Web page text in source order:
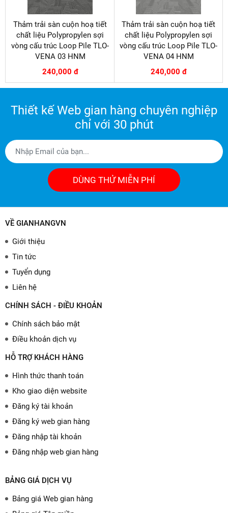
Thảm trải sàn cuộn hoạ tiết
chất liệu Polypropylen sợi
vòng cấu trúc Loop Pile TLO-
VENA 03 HNM
240,000 đ
Thảm trải sàn cuộn hoạ tiết
chất liệu Polypropylen sợi
vòng cấu trúc Loop Pile TLO-
VENA 04 HNM
240,000 đ
Thiết kế Web gian hàng chuyên nghiệp
chỉ với 30 phút
DÙNG THỬ MIỄN PHÍ
VỀ GIANHANGVN
Giới thiệu
Tin tức
Tuyển dụng
Liên hệ
CHÍNH SÁCH - ĐIỀU KHOẢN
Chính sách bảo mật
Điều khoản dịch vụ
HỖ TRỢ KHÁCH HÀNG
Hình thức thanh toán
Kho giao diện website
Đăng ký tài khoản
Đăng ký web gian hàng
Đăng nhập tài khoản
Đăng nhập web gian hàng
BẢNG GIÁ DỊCH VỤ
Bảng giá Web gian hàng